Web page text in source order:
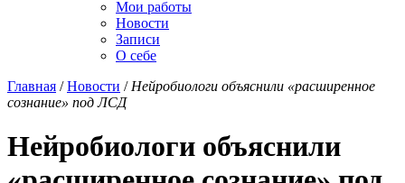
Мои работы
Новости
Записи
О себе
Главная /Новости / Нейробиологи объяснили «расширенное
сознание» под ЛСД
Нейробиологи объяснили